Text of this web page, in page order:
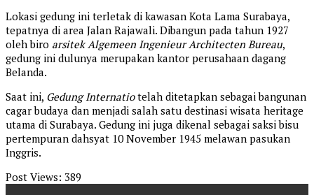
Lokasi gedung ini terletak di kawasan Kota Lama Surabaya,
tepatnya di area Jalan Rajawali. Dibangun pada tahun 1927
oleh biro arsitek Algemeen Ingenieur Architecten Bureau,
gedung ini dulunya merupakan kantor perusahaan dagang
Belanda.
Saat ini, Gedung Internatiotelah ditetapkan sebagai bangunan
cagar budaya dan menjadi salah satu destinasi wisata heritage
utama di Surabaya. Gedung ini juga dikenal sebagai saksi bisu
pertempuran dahsyat 10 November 1945 melawan pasukan
Inggris.
Post Views: 389